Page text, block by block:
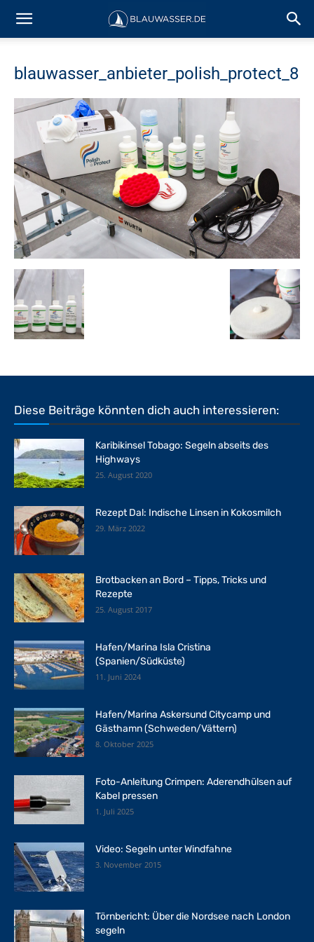
blauwasser_anbieter_polish_protect_8
Diese Beiträge könnten dich auch interessieren:
Karibikinsel Tobago: Segeln abseits des
Highways
25. August 2020
Rezept Dal: Indische Linsen in Kokosmilch
29. März 2022
Brotbacken an Bord – Tipps, Tricks und
Rezepte
25. August 2017
Hafen/Marina Isla Cristina
(Spanien/Südküste)
11. Juni 2024
Hafen/Marina Askersund Citycamp und
Gästhamn (Schweden/Vättern)
8. Oktober 2025
Foto-Anleitung Crimpen: Aderendhülsen auf
Kabel pressen
1. Juli 2025
Video: Segeln unter Windfahne
3. November 2015
Törnbericht: Über die Nordsee nach London
segeln